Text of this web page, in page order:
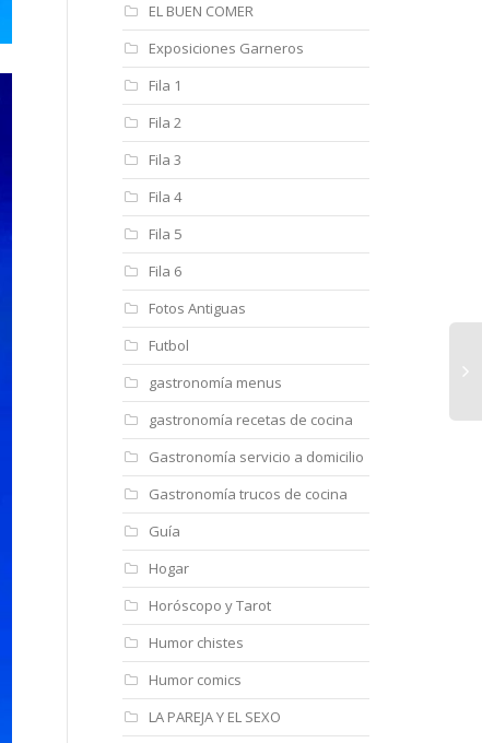
EL BUEN COMER
Exposiciones Garneros
Fila 1
Fila 2
Fila 3
Fila 4
Fila 5
Fila 6
Fotos Antiguas
Futbol
gastronomía menus
gastronomía recetas de cocina
Gastronomía servicio a domicilio
Gastronomía trucos de cocina
Guía
Hogar
Horóscopo y Tarot
Humor chistes
Humor comics
LA PAREJA Y EL SEXO